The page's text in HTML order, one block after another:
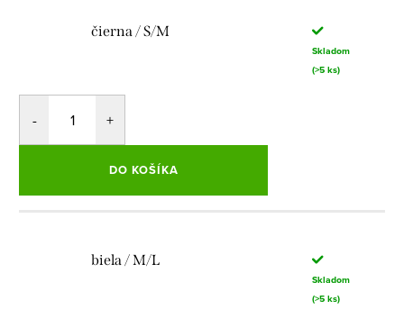
čierna / S/M
Skladom
(>5 ks)
DO KOŠÍKA
biela / M/L
Skladom
(>5 ks)